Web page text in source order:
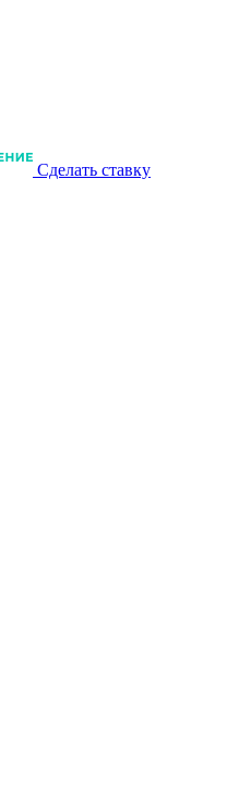
Сделать ставку